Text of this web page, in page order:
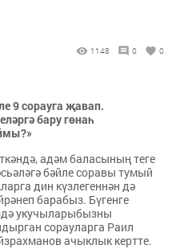
1148 0 0
9 сорауга җавап.
бару гөнаһ
адәм баласының теге
бәйле соравы тумый
дин күзлегеннән дә
барабыз. Бүгенге
укучыларыбызны
сорауларга Раил
ачыклык кертте.